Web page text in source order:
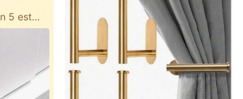
100+ usuarios le dieron 5 estrellas